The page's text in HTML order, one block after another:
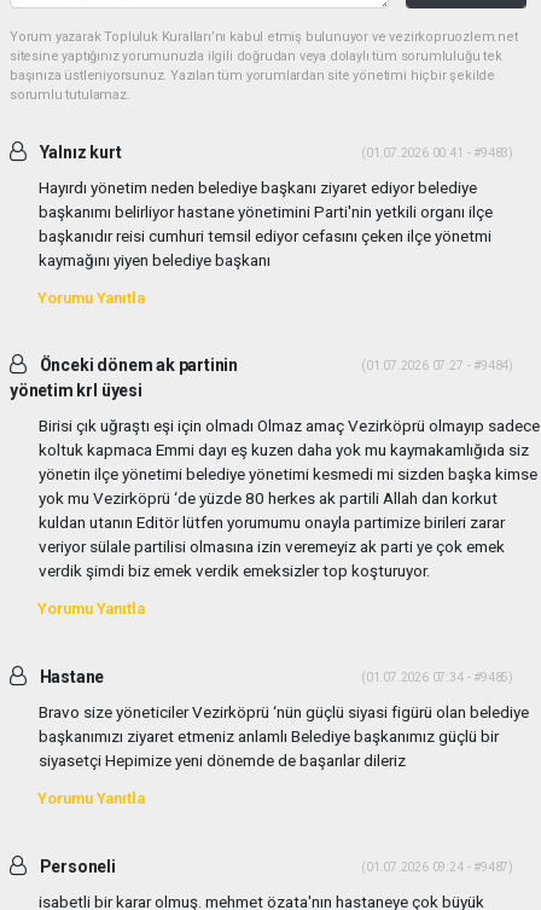
Yorum yazarak Topluluk Kuralları’nı kabul etmiş bulunuyor ve vezirkopruozlem.net
sitesine yaptığınız yorumunuzla ilgili doğrudan veya dolaylı tüm sorumluluğu tek
başınıza üstleniyorsunuz. Yazılan tüm yorumlardan site yönetimi hiçbir şekilde
sorumlu tutulamaz.
Yalnız kurt (01.07.2026 00:41 - #9483)
Hayırdı yönetim neden belediye başkanı ziyaret ediyor belediye
başkanımı belirliyor hastane yönetimini Parti'nin yetkili organı ilçe
başkanıdır reisi cumhuri temsil ediyor cefasını çeken ilçe yönetmi
kaymağını yiyen belediye başkanı
Yorumu Yanıtla
Önceki dönem ak partinin
yönetim krl üyesi
(01.07.2026 07:27 - #9484)
Birisi çık uğraştı eşi için olmadı Olmaz amaç Vezirköprü olmayıp sadece
koltuk kapmaca Emmi dayı eş kuzen daha yok mu kaymakamlığıda siz
yönetin ilçe yönetimi belediye yönetimi kesmedi mi sizden başka kimse
yok mu Vezirköprü ‘de yüzde 80 herkes ak partili Allah dan korkut
kuldan utanın Editör lütfen yorumumu onayla partimize birileri zarar
veriyor sülale partilisi olmasına izin veremeyiz ak parti ye çok emek
verdik şimdi biz emek verdik emeksizler top koşturuyor.
Yorumu Yanıtla
Hastane (01.07.2026 07:34 - #9485)
Bravo size yöneticiler Vezirköprü ‘nün güçlü siyasi figürü olan belediye
başkanımızı ziyaret etmeniz anlamlı Belediye başkanımız güçlü bir
siyasetçi Hepimize yeni dönemde de başarılar dileriz
Yorumu Yanıtla
Personeli (01.07.2026 09:24 - #9487)
isabetli bir karar olmuş. mehmet özata'nın hastaneye çok büyük